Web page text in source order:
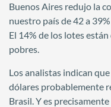
Buenos Aires redujo la
nuestro país de 42 a
El 14% de los lotes
pobres.
Los analistas indican
dólares probablemente
Brasil. Y es